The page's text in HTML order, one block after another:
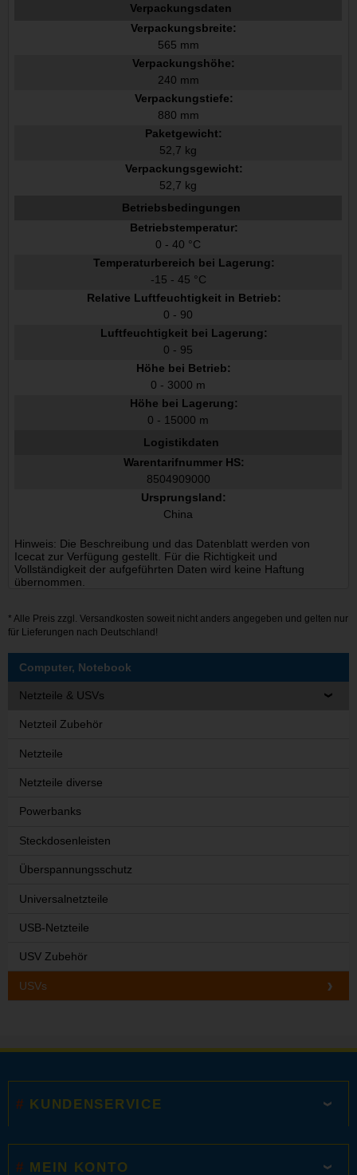
Verpackungsdaten
Verpackungsbreite:
565 mm
Verpackungshöhe:
240 mm
Verpackungstiefe:
880 mm
Paketgewicht:
52,7 kg
Verpackungsgewicht:
52,7 kg
Betriebsbedingungen
Betriebstemperatur:
0 - 40 °C
Temperaturbereich bei Lagerung:
-15 - 45 °C
Relative Luftfeuchtigkeit in Betrieb:
0 - 90
Luftfeuchtigkeit bei Lagerung:
0 - 95
Höhe bei Betrieb:
0 - 3000 m
Höhe bei Lagerung:
0 - 15000 m
Logistikdaten
Warentarifnummer HS:
8504909000
Ursprungsland:
China
Hinweis: Die Beschreibung und das Datenblatt werden von
Icecat zur Verfügung gestellt. Für die Richtigkeit und
Vollständigkeit der aufgeführten Daten wird keine Haftung
übernommen.
* Alle Preis zzgl. Versandkosten soweit nicht anders angegeben und gelten nur
für Lieferungen nach Deutschland!
Computer, Notebook
Netzteile & USVs
Netzteil Zubehör
Netzteile
Netzteile diverse
Powerbanks
Steckdosenleisten
Überspannungsschutz
Universalnetzteile
USB-Netzteile
USV Zubehör
USVs
KUNDENSERVICE
MEIN KONTO